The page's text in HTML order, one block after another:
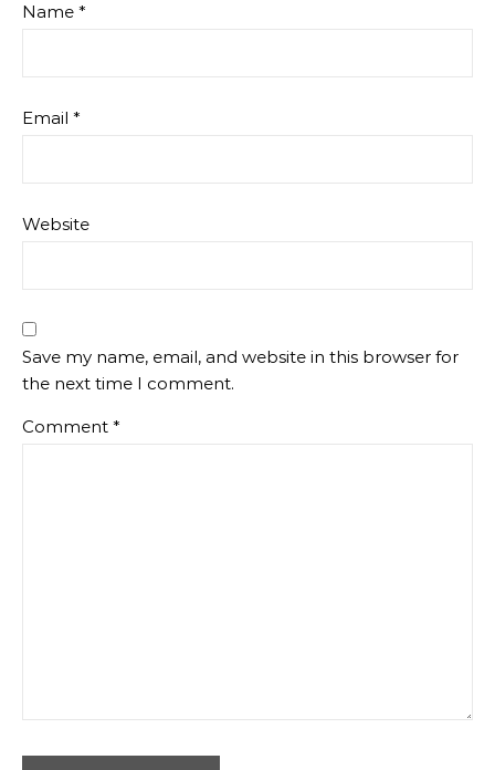
Name *
Email *
Website
Save my name, email, and website in this browser for
the next time I comment.
Comment *